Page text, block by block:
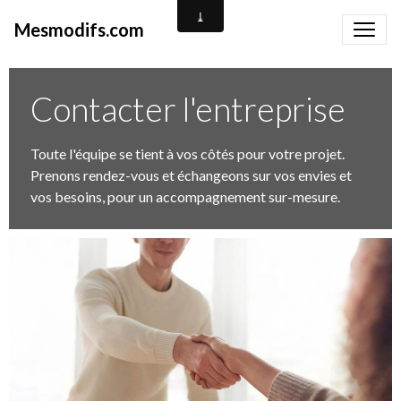
Mesmodifs.com
Contacter l'entreprise
Toute l'équipe se tient à vos côtés pour votre projet.
Prenons rendez-vous et échangeons sur vos envies et
vos besoins, pour un accompagnement sur-mesure.